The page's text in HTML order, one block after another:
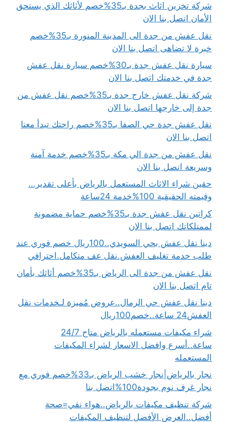
شركة تخزين اثاث بجدة بـ35%خصم لأثاثك الذي يستحق
الأمان اتصل بنا الان
نقل عفش من جدة الى المدينة المنورة بـ35%خصم
خبرة لا تضاهى اتصل بنا الان
سيارة نقل عفش جدة بـ30%خصم سيارة نقل عفش
جدة في خدمتك اتصل بنا الان
شركة نقل عفش خارج جدة بـ35%خصم نقل عفش من
جدة إلى خارجها اتصل بنا الان
نقل عفش جدة حي الصفا بـ35%خصم راحتك تبدأ معنا
اتصل بنا الان
نقل عفش من جدة الي مكة بـ35%خصم خدمة آمنة
وسريعة اتصل بنا الان
حقين شراء الاثاث المستعمل بالرياض بأعلى تقدير…
وقيمته الحقيقية 100%خدمة 24ساعة
كراتين نقل عفش جدة بـ35%خصم حماية مضمونة
لممتلكاتك اتصل بنا الان
دينا نقل عفش بحي السويدي..100ريال خصم فوري عند
طلب خدمة تغليف العفش.نقل عف متكامل.احترافي
نقل عفش من جدة الى الرياض بـ35%خصم أثاثك بأمان
تام اتصل بنا الان
دينا نقل عفش حي الرمال..عروض مُميزة لـخدمات نقل
العفش24 ساعة..خصم100ريال
شراء مكيفات مستعمله بالرياض متاح 24/7
ساعة..أسرع وافضل الاسعار لشراء المكيفات
المستعمله
نجار بالرياض|نجار خشب الرياض بـ33%خصم فوري مع
نجار غرف نوم بجودة100%اتصل بنا
شركة تنظيف مكيفات بالرياض..هواء نقي=صحة
أفضل..العرض الأفضل لتنظيف المكيفات